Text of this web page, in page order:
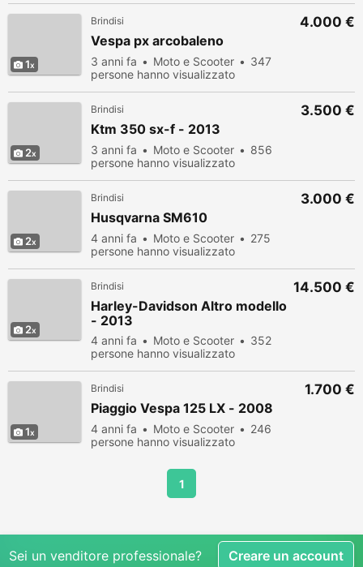
1
Brindisi
Vespa px arcobaleno
3 anni fa Moto e Scooter
347
persone hanno visualizzato
4.000 €
2
Brindisi
Ktm 350 sx-f - 2013
3 anni fa Moto e Scooter
856
persone hanno visualizzato
3.500 €
2
Brindisi
Husqvarna SM610
4 anni fa Moto e Scooter
275
persone hanno visualizzato
3.000 €
2
Brindisi
Harley-Davidson Altro modello
- 2013
4 anni fa Moto e Scooter
352
persone hanno visualizzato
14.500 €
1
Brindisi
Piaggio Vespa 125 LX - 2008
4 anni fa Moto e Scooter
246
persone hanno visualizzato
1.700 €
1
Sei un venditore professionale? Creare un account